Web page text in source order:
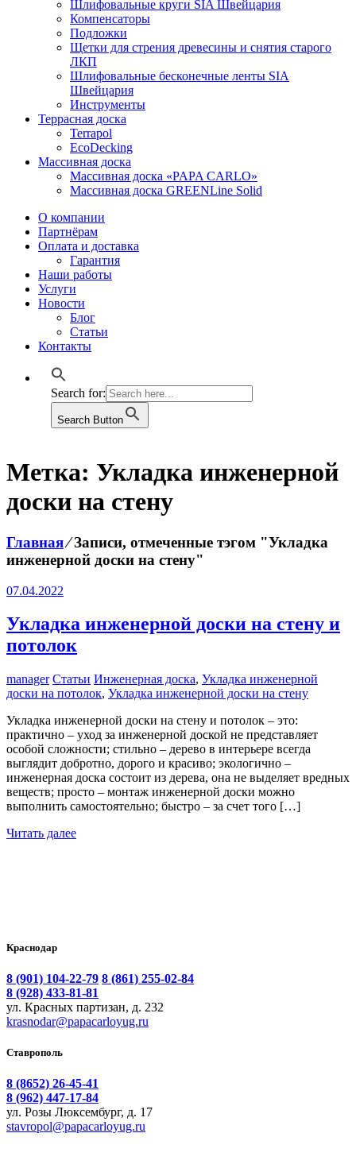
Шлифовальные круги SIA Швейцария
Компенсаторы
Подложки
Щетки для стрения древесины и снятия старого
ЛКП
Шлифовальные бесконечные ленты SIA
Швейцария
Инструменты
Террасная доска
Terrapol
EcoDecking
Массивная доска
Массивная доска «PAPA CARLO»
Массивная доска GREENLine Solid
О компании
Партнёрам
Оплата и доставка
Гарантия
Наши работы
Услуги
Новости
Блог
Статьи
Контакты
Search for:
Search Button
Метка: Укладка инженерной
доски на стену
Главная⁄Записи, отмеченные тэгом "Укладка
инженерной доски на стену"
07.04.2022
Укладка инженерной доски на стену и
потолок
manager Статьи Инженерная доска, Укладка инженерной
доски на потолок, Укладка инженерной доски на стену
Укладка инженерной доски на стену и потолок – это:
практично – уход за инженерной доской не представляет
особой сложности; стильно – дерево в интерьере всегда
выглядит добротно, дорого и красиво; экологично –
инженерная доска состоит из дерева, она не выделяет вредных
веществ; просто – монтаж инженерной доски можно
выполнить самостоятельно; быстро – за счет того […]
Читать далее
Краснодар
8 (901) 104-22-79 8 (861) 255-02-84
8 (928) 433-81-81
ул. Красных партизан, д. 232
krasnodar@papacarloyug.ru
Ставрополь
8 (8652) 26-45-41
8 (962) 447-17-84
ул. Розы Люксембург, д. 17
stavropol@papacarloyug.ru